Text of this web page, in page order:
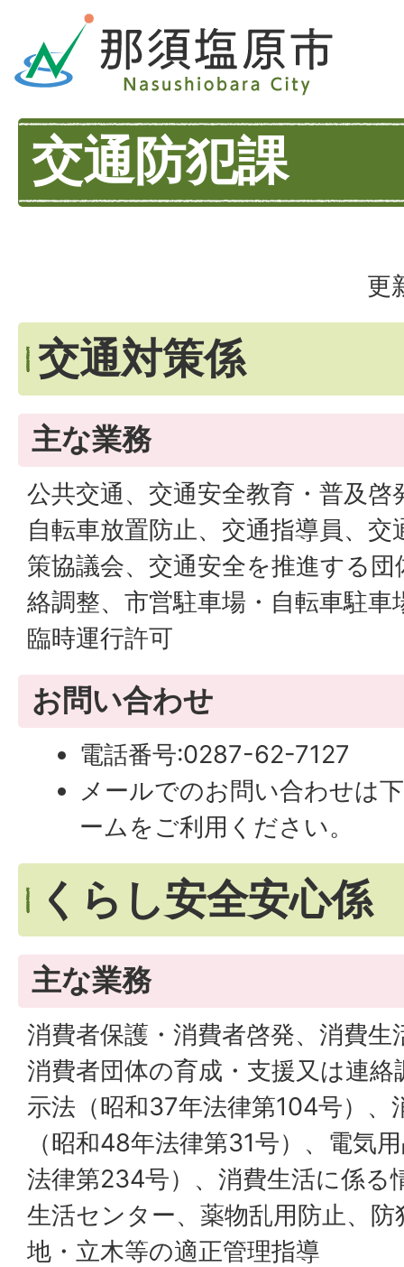
交通防犯課
更
交通対策係
主な業務
公共交通、交通安全教育・普及啓
自転車放置防止、交通指導員、
策協議会、交通安全を推進する
絡調整、市営駐車場・自転車駐車
臨時運行許可
お問い合わせ
電話番号:0287-62-7127
メールでのお問い合わせは
ームをご利用ください。
くらし安全安心係
主な業務
消費者保護・消費者啓発、消費
消費者団体の育成・支援又は連
示法（昭和37年法律第104号）、
（昭和48年法律第31号）、電気
法律第234号）、消費生活に係る
生活センター、薬物乱用防止、
地・立木等の適正管理指導